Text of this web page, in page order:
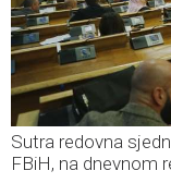
Sutra redovna
FBiH, na dnevnom